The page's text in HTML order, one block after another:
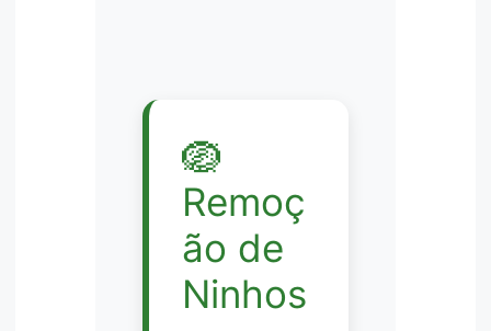
🪺
Remoç
ão de
Ninhos